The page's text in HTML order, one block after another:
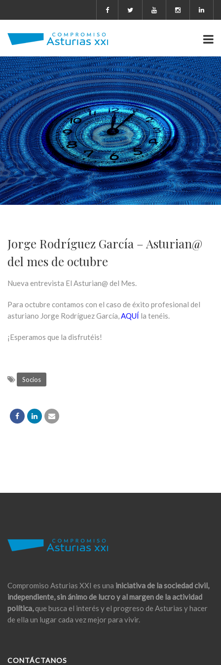
Jorge Rodríguez García – Asturian@
del mes de octubre
Nueva entrevista El Asturian@ del Mes.
Para octubre contamos con el caso de éxito profesional del
asturiano Jorge Rodríguez García,AQUÍ la tenéis.
¡Esperamos que la disfrutéis!
Socios
Compromiso Asturias XXI es una iniciativa de la sociedad civil,
independiente, sin ánimo de lucro y al margen de la actividad
política,que busca el interés y el progreso de Asturias y hacer
de ella un lugar cada vez mejor para vivir.
CONTÁCTANOS